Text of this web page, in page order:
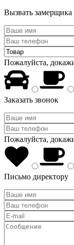
Вызвать замерщика
Пожалуйста,
Заказать звонок
Пожалуйста,
Письмо директору